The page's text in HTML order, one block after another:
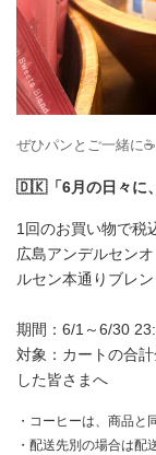
ぜひパンとご一緒に☕️
🇩🇰「6月の日々に
1回のお買い物で税
広島アンデルセン
ルセン本通りブレ
期間：6/1～6/30
対象：カートの合
した皆さまへ
・コーヒーは、商品と
・配送先別の場合は